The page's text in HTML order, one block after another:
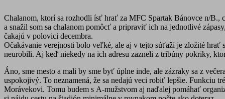
Chalanom, ktorí sa rozhodli ísť hrať za MFC Spartak Bánovce n/B.,
a snažil som sa chalanom pomôcť a pripraviť ich na jednotlivé
čakajú v polovici decembra.
Očakávanie verejnosti bolo veľké, ale aj v tejto súťaži je zložité hrať
neurobili. Aj keď niekedy na ich adresu zazneli z tribúny pokriky,
Áno, sme mesto a mali by sme byť úplne inde, ale zázraky sa z
uspokojivý. To neznamená, že sa nedajú veci robiť lepšie. Funkciu
Morávekovi. Tomu budem s A-mužstvom aj naďalej pomáhať